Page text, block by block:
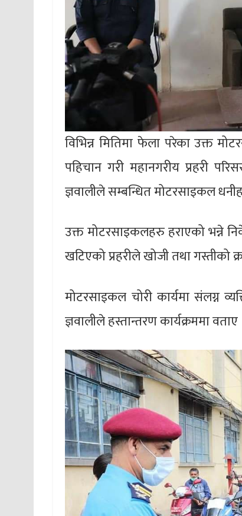
विभिन्न मितिमा फेला परेका उक्त
पहिचान गरी महानगरीय प्रहरी
ज्ञवालीले सम्बन्धित मोटरसाइकल
उक्त मोटरसाइकलहरु हराएको भन्ने
खटिएको प्रहरीले खोजी तथा गस्तीको
मोटरसाइकल चोरी कार्यमा संलग्न
ज्ञवालीले हस्तान्तरण कार्यक्रममा वताए